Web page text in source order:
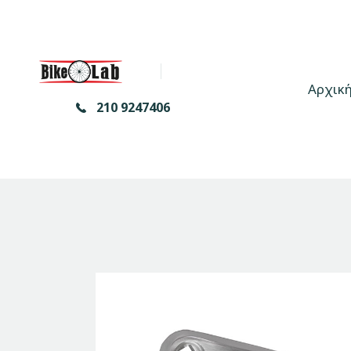
210 9247406
Αρχική